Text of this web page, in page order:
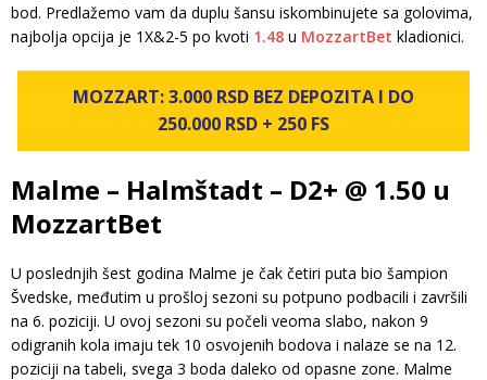
bod. Predlažemo vam da duplu šansu iskombinujete sa golovima,
najbolja opcija je 1X&2-5 po kvoti 1.48 u MozzartBet kladionici.
MOZZART: 3.000 RSD BEZ DEPOZITA I DO
250.000 RSD + 250 FS
Malme – Halmštadt – D2+ @ 1.50 u
MozzartBet
U poslednjih šest godina Malme je čak četiri puta bio šampion
Švedske, međutim u prošloj sezoni su potpuno podbacili i završili
na 6. poziciji. U ovoj sezoni su počeli veoma slabo, nakon 9
odigranih kola imaju tek 10 osvojenih bodova i nalaze se na 12.
poziciji na tabeli, svega 3 boda daleko od opasne zone. Malme